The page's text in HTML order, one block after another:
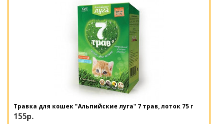
Травка для кошек "Альпийские луга" 7 трав, лоток 75 г
155р.